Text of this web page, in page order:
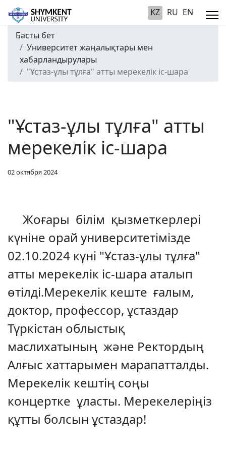
KZ RU EN
Басты бет
Университет жаңалықтары мен
хабарландырулары
"Ұстаз-ұлы тұлға" атты мерекелік іс-шара
"Ұстаз-ұлы тұлға" атты
мерекелік іс-шара
02 октября 2024
Жоғары білім қызметкерлері
күніне орай университетімізде
02.10.2024 күні "Ұстаз-ұлы тұлға"
атты мерекелік іс-шара аталып
өтілді.Мерекелік кеште ғалым,
доктор, профессор, ұстаздар
Түркістан облыстық
маслихатының және Ректордың
Алғыс хаттарымен марапатталды.
Мерекелік кештің соңы
концертке ұласты. Мерекелеріңіз
құтты болсын ұстаздар!